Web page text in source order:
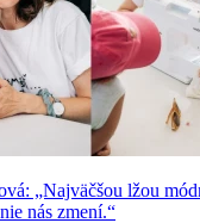
„Najväčšou lžou
nás zmení.“